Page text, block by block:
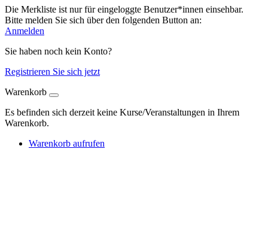
Die Merkliste ist nur für eingeloggte Benutzer*innen einsehbar.
Bitte melden Sie sich über den folgenden Button an:
Anmelden
Sie haben noch kein Konto?
Registrieren Sie sich jetzt
Warenkorb
Es befinden sich derzeit keine Kurse/Veranstaltungen in Ihrem
Warenkorb.
Warenkorb aufrufen